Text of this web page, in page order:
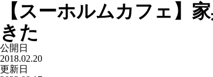
【スーホルムカフェ】
きた
公開日
2018.02.20
更新日